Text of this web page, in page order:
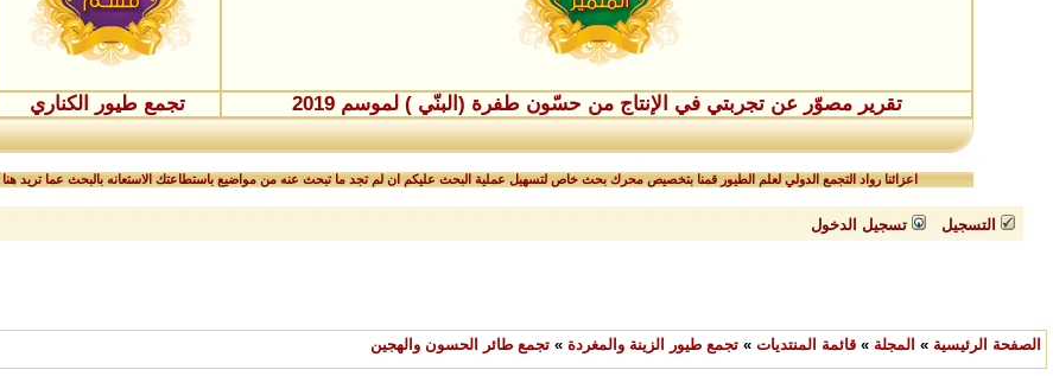
تقرير مصوّر عن تجربتي في الإنتاج من حسّون طفرة (البنّي ) لموسم 2019 تجمع طيور الكناري
اعزائنا رواد التجمع الدولي لعلم الطيور قمنا بتخصيص محرك بحث خاص لتسهيل عملية البحث عليكم ان لم تجد ما تبحث عنه من مواضيع باستطاعتك الاستعانه بالبحث عما تريد هنا
التسجيل تسجيل الدخول
الصفحة الرئيسية » المجلة » قائمة المنتديات » تجمع طيور الزينة والمغردة » تجمع طائر الحسون والهجين